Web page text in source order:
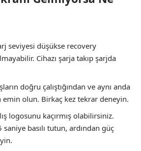
seviyesi düşükse recovery
Cihazı şarja takıp şarjda
doğru çalıştığından ve aynı anda
emin olun. Birkaç kez tekrar deneyin.
logosunu kaçırmış olabilirsiniz.
saniye basılı tutun, ardından güç